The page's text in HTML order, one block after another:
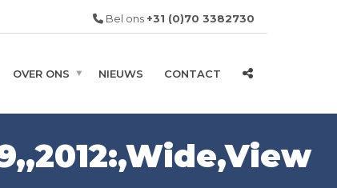
Bel ons +31 (0)70 3382730
OVER ONS NIEUWS CONTACT